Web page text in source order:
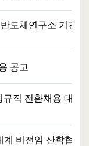
도체연구소 기간
공고
직 전환채용 대
비전임 산학협